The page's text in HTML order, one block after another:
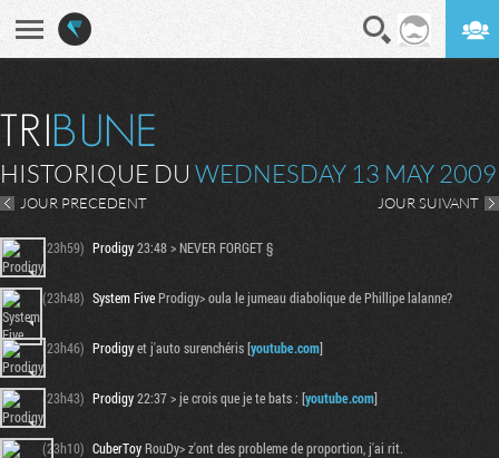
HISTORIQUE DU WEDNESDAY 13 MAY 2009
JOUR PRECEDENT JOUR SUIVANT
(23h59) Prodigy23:48 > NEVER FORGET §
(23h48) System FiveProdigy> oula le jumeau diabolique de Phillipe lalanne?
(23h46) Prodigyet j'auto surenchéris [youtube.com]
(23h43) Prodigy22:37 > je crois que je te bats : [youtube.com]
(23h10) CuberToyRouDy> z'ont des probleme de proportion, j'ai rit.